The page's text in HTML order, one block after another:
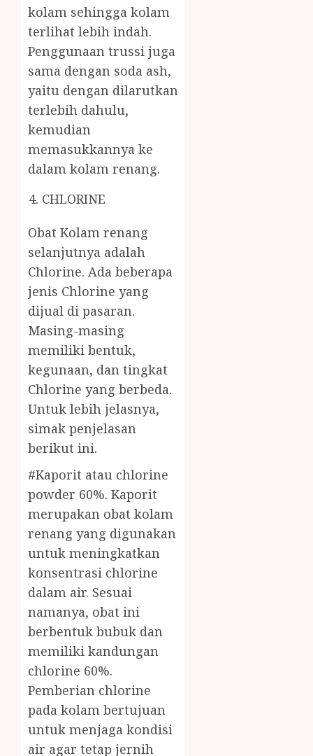
kolam sehingga kolam
terlihat lebih indah.
Penggunaan trussi juga
sama dengan soda ash,
yaitu dengan dilarutkan
terlebih dahulu,
kemudian
memasukkannya ke
dalam kolam renang.
CHLORINE
Obat Kolam renang
selanjutnya adalah
Chlorine. Ada beberapa
jenis Chlorine yang
dijual di pasaran.
Masing-masing
memiliki bentuk,
kegunaan, dan tingkat
Chlorine yang berbeda.
Untuk lebih jelasnya,
simak penjelasan
berikut ini.
#Kaporit atau chlorine
powder 60%. Kaporit
merupakan obat kolam
renang yang digunakan
untuk meningkatkan
konsentrasi chlorine
dalam air. Sesuai
namanya, obat ini
berbentuk bubuk dan
memiliki kandungan
chlorine 60%.
Pemberian chlorine
pada kolam bertujuan
untuk menjaga kondisi
air agar tetap jernih